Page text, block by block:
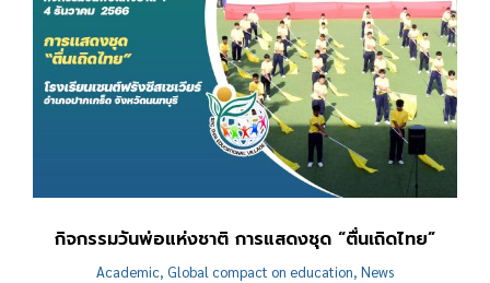
กิจกรรมวันพ่อแห่งชาติ การแสดงชุด “ตื่นเถิดไทย”
Academic, Global compact on education, News